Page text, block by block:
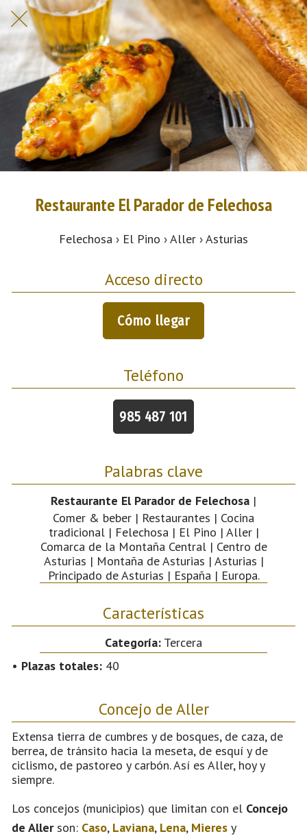
Restaurante El Parador de Felechosa
Felechosa › El Pino › Aller › Asturias
Acceso directo
Cómo llegar
Teléfono
985 487 101
Palabras clave
Restaurante El Parador de Felechosa |
Comer & beber | Restaurantes | Cocina
tradicional | Felechosa | El Pino | Aller |
Comarca de la Montaña Central | Centro de
Asturias | Montaña de Asturias | Asturias |
Principado de Asturias | España | Europa.
Características
Categoría: Tercera
• Plazas totales: 40
Concejo de Aller
Extensa tierra de cumbres y de bosques, de caza, de
berrea, de tránsito hacia la meseta, de esquí y de
ciclismo, de pastoreo y carbón. Así es Aller, hoy y
siempre.
Los concejos (municipios) que limitan con el Concejo
de Allerson: Caso, Laviana, Lena, Mieres y